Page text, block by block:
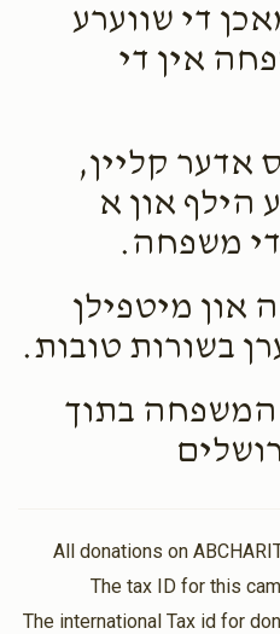
די שווערע
אין די
אדער קליין,
הילף און א
די משפחה.
און מיטפילן
בשורות טובות.
בתוך
All donations on
The tax ID for this
The international Tax id for